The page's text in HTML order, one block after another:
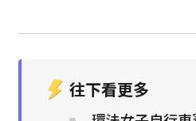
往下看更多